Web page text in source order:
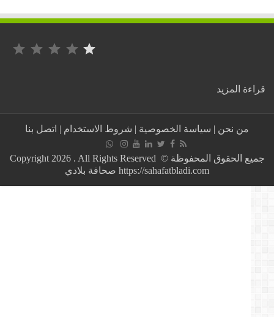
المزيد :
الإفريقي
يمنح
من نحن| سياسة الخصوصية|شروط الاستخدام|اتصل بنا
جميع الحقوق المحفوظة © Copyright 2026 . All Rights Reserved
https://sahafatbladi.com صحافة بلادي